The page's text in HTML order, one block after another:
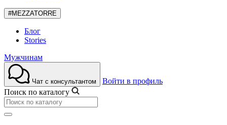
#MEZZATORRE
Блог
Stories
Мужчинам
Чат с консультантом
Войти в профиль
Поиск по каталогу